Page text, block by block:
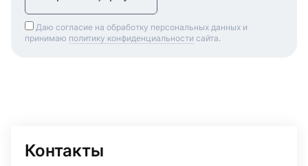
Даю согласие на обработку персональных данных и
принимаю политику конфиденциальности сайта.
Контакты